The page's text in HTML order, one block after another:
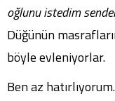
oğlunu istedim
Düğünün
böyle evleniyorlar.
Ben az